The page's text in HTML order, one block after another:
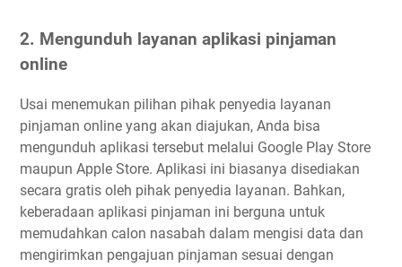
2. Mengunduh layanan aplikasi pinjaman
online
Usai menemukan pilihan pihak penyedia layanan
pinjaman online yang akan diajukan, Anda bisa
mengunduh aplikasi tersebut melalui Google Play Store
maupun Apple Store. Aplikasi ini biasanya disediakan
secara gratis oleh pihak penyedia layanan. Bahkan,
keberadaan aplikasi pinjaman ini berguna untuk
memudahkan calon nasabah dalam mengisi data dan
mengirimkan pengajuan pinjaman sesuai dengan